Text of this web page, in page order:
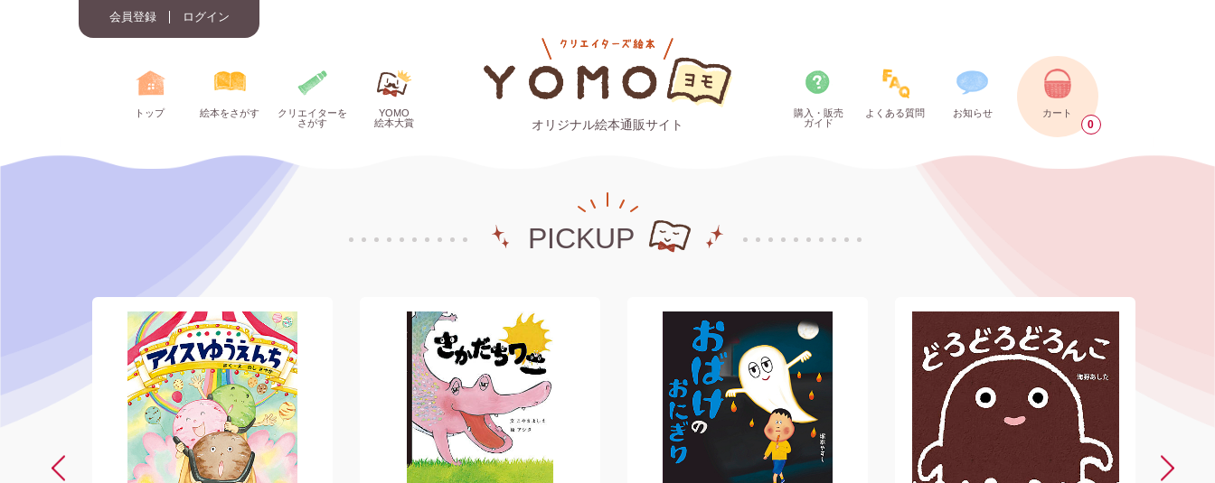
会員登録 ログイン
トップ 絵本をさがす
クリエイターを
さがす
YOMO
絵本大賞
オリジナル絵本通販サイト
購入・販売
ガイド
よくある質問 お知らせ カート
0
PICKUP